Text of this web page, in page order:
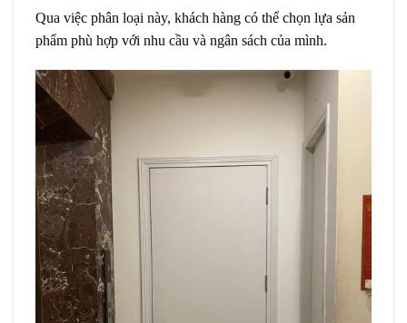
Qua việc phân loại này, khách hàng có thể chọn lựa sản
phẩm phù hợp với nhu cầu và ngân sách của mình.